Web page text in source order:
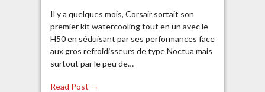
Il y a quelques mois, Corsair sortait son
premier kit watercooling tout en un avec le
H50 en séduisant par ses performances face
aux gros refroidisseurs de type Noctua mais
surtout par le peu de…
Read Post →